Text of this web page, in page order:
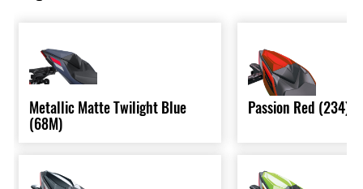
Metallic Matte Twilight Blue
(68M)
Passion Red (234)